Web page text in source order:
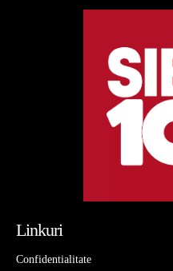
Linkuri
Confidentialitate